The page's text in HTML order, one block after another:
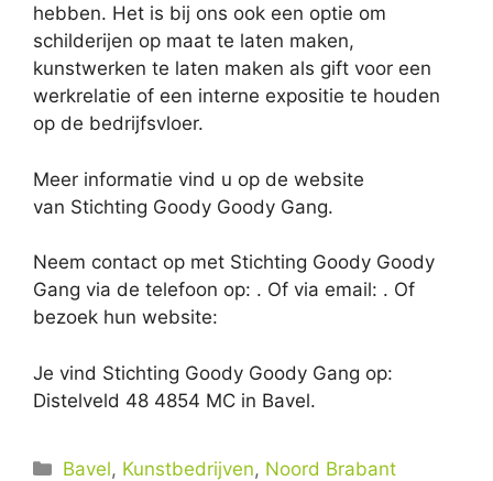
hebben. Het is bij ons ook een optie om
schilderijen op maat te laten maken,
kunstwerken te laten maken als gift voor een
werkrelatie of een interne expositie te houden
op de bedrijfsvloer.
Meer informatie vind u op de website
van Stichting Goody Goody Gang.
Neem contact op met Stichting Goody Goody
Gang via de telefoon op: . Of via email: . Of
bezoek hun website:
Je vind Stichting Goody Goody Gang op:
Distelveld 48 4854 MC in Bavel.
Categorieën
Bavel, Kunstbedrijven, Noord Brabant